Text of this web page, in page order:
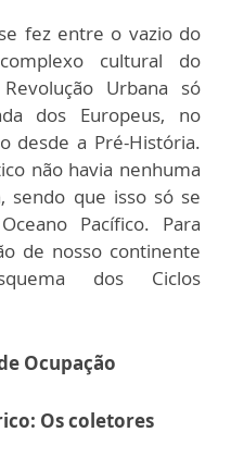
fez entre o vazio do
cultural do
Urbana só
dos Europeus, no
desde a Pré-História.
não havia nenhuma
sendo que isso só se
Pacífico. Para
de nosso continente
dos Ciclos
Ocupação
Os coletores